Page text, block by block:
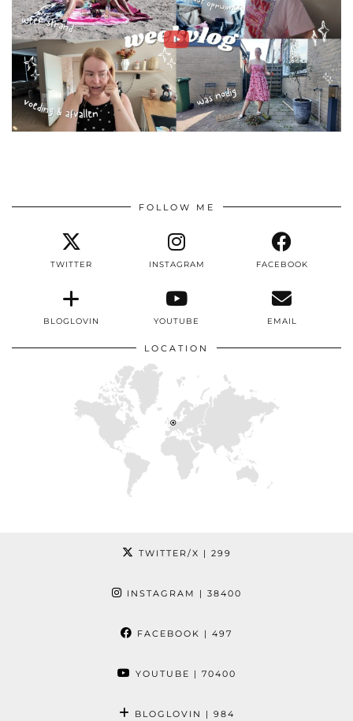
FOLLOW ME
TWITTER INSTAGRAM FACEBOOK
BLOGLOVIN YOUTUBE EMAIL
LOCATION
TWITTER/X | 299
INSTAGRAM | 38400
FACEBOOK | 497
YOUTUBE | 70400
BLOGLOVIN | 984